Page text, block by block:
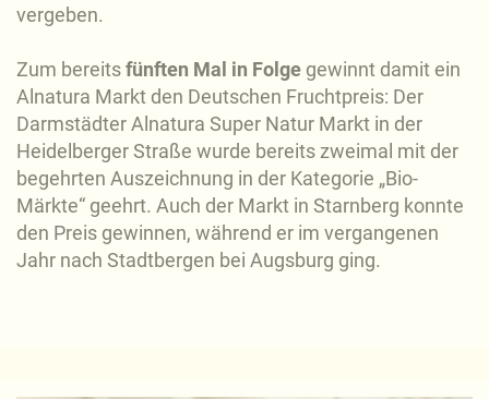
vergeben.
Zum bereitsfünften Mal in Folge gewinnt damit ein
Alnatura Markt den Deutschen Fruchtpreis: Der
Darmstädter Alnatura Super Natur Markt in der
Heidelberger Straße wurde bereits zweimal mit der
begehrten Auszeichnung in der Kategorie „Bio-
Märkte“ geehrt. Auch der Markt in Starnberg konnte
den Preis gewinnen, während er im vergangenen
Jahr nach Stadtbergen bei Augsburg ging.